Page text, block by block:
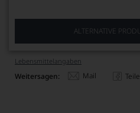
ALTERNATIVE
Lebensmittel­angaben
Weitersagen: Mail